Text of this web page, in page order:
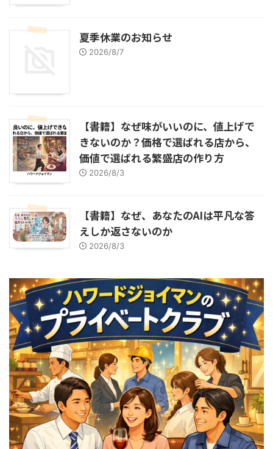
夏季休業のお知らせ
2026/8/7
【書籍】なぜ味がいいのに、値上げで
きないのか？価格で選ばれる店から、
価値で選ばれる繁盛店の作り方
2026/8/3
【書籍】なぜ、あなたのAIは平凡な答
えしか返さないのか
2026/8/3